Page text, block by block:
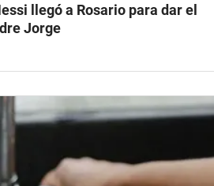
llegó a Rosario para dar el
Jorge